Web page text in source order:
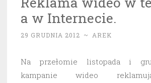
a w Internecie.
29 GRUDNIA 2012 ~ AREK
Na przełomie listopada i
kampanie wideo